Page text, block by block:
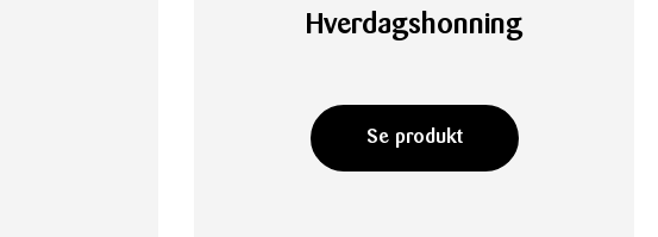
Hverdagshonning
Se produkt